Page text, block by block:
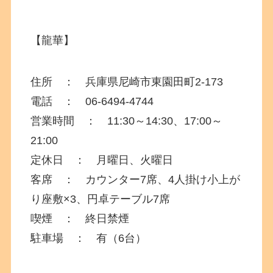
【龍華】
住所 ： 兵庫県尼崎市東園田町2-173
電話 ： 06-6494-4744
営業時間 ： 11:30～14:30、17:00～
21:00
定休日 ： 月曜日、火曜日
客席 ： カウンター7席、4人掛け小上が
り座敷×3、円卓テーブル7席
喫煙 ： 終日禁煙
駐車場 ： 有（6台）